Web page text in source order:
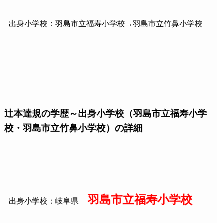
出身小学校：羽島市立福寿小学校→羽島市立竹鼻小学校
辻本達規の学歴～出身小学校（羽島市立福寿小学
校・羽島市立竹鼻小学校）の詳細
出身小学校：岐阜県 羽島市立福寿小学校